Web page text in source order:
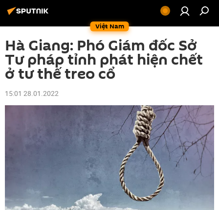
Việt Nam
Hà Giang: Phó Giám đốc Sở
Tư pháp tỉnh phát hiện chết
ở tư thế treo cổ
15:01 28.01.2022